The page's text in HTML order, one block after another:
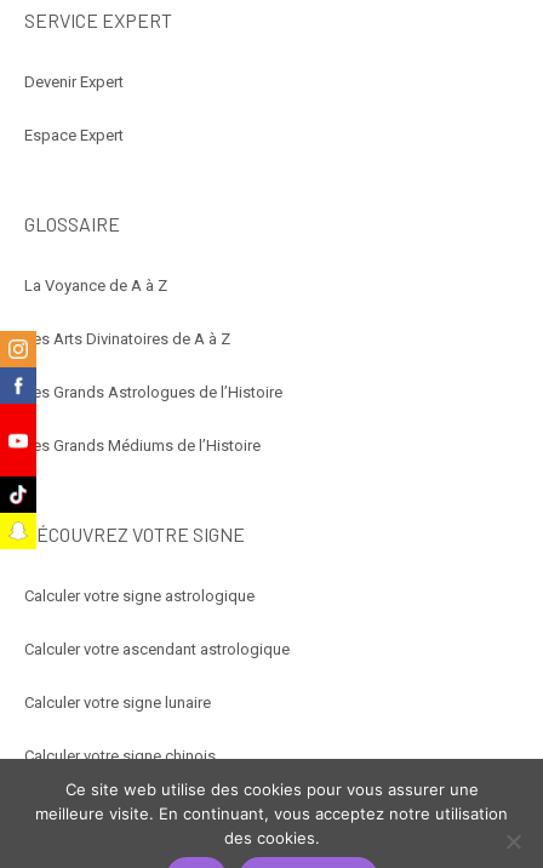
SERVICE EXPERT
Devenir Expert
Espace Expert
GLOSSAIRE
La Voyance de A à Z
Les Arts Divinatoires de A à Z
Les Grands Astrologues de l’Histoire
Les Grands Médiums de l’Histoire
DÉCOUVREZ VOTRE SIGNE
Calculer votre signe astrologique
Calculer votre ascendant astrologique
Calculer votre signe lunaire
Calculer votre signe chinois
Calculer votre signe arabe
Ce site web utilise des cookies pour vous assurer une
meilleure visite. En continuant, vous acceptez notre utilisation
des cookies.